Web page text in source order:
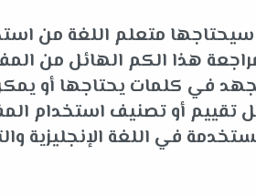
متعلم اللغة من
هذا الكم الهائل من
في كلمات يحتاجها أو
تقييم أو تصنيف استخدام
في اللغة الإنجليزية